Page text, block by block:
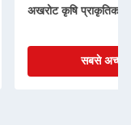
अखरोट कृषि प्राकृतिक
सबसे अच्छी